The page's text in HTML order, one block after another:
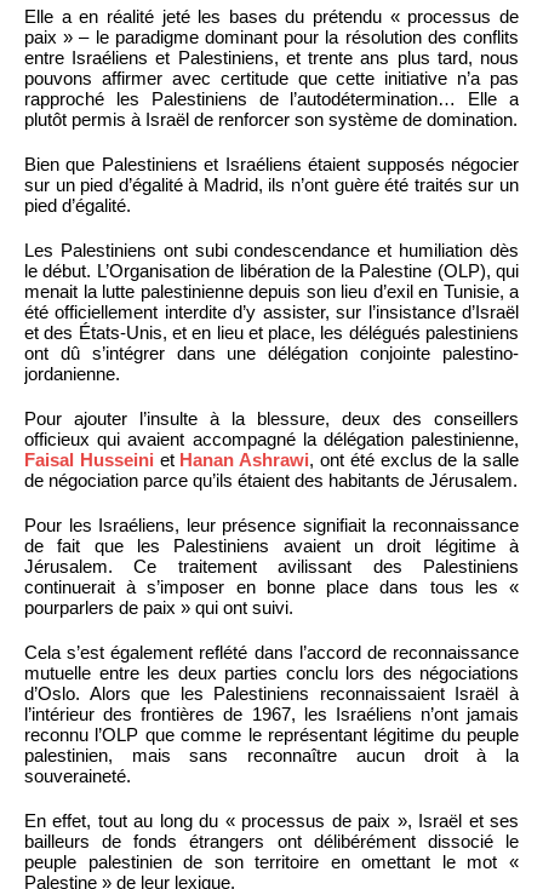
Elle a en réalité jeté les bases du prétendu « processus de
paix » – le paradigme dominant pour la résolution des conflits
entre Israéliens et Palestiniens, et trente ans plus tard, nous
pouvons affirmer avec certitude que cette initiative n’a pas
rapproché les Palestiniens de l’autodétermination… Elle a
plutôt permis à Israël de renforcer son système de domination.
Bien que Palestiniens et Israéliens étaient supposés négocier
sur un pied d’égalité à Madrid, ils n’ont guère été traités sur un
pied d’égalité.
Les Palestiniens ont subi condescendance et humiliation dès
le début. L’Organisation de libération de la Palestine (OLP), qui
menait la lutte palestinienne depuis son lieu d’exil en Tunisie, a
été officiellement interdite d’y assister, sur l’insistance d’Israël
et des États-Unis, et en lieu et place, les délégués palestiniens
ont dû s’intégrer dans une délégation conjointe palestino-
jordanienne.
Pour ajouter l’insulte à la blessure, deux des conseillers
officieux qui avaient accompagné la délégation palestinienne,
Faisal Husseini et Hanan Ashrawi, ont été exclus de la salle
de négociation parce qu’ils étaient des habitants de Jérusalem.
Pour les Israéliens, leur présence signifiait la reconnaissance
de fait que les Palestiniens avaient un droit légitime à
Jérusalem. Ce traitement avilissant des Palestiniens
continuerait à s’imposer en bonne place dans tous les «
pourparlers de paix » qui ont suivi.
Cela s’est également reflété dans l’accord de reconnaissance
mutuelle entre les deux parties conclu lors des négociations
d’Oslo. Alors que les Palestiniens reconnaissaient Israël à
l’intérieur des frontières de 1967, les Israéliens n’ont jamais
reconnu l’OLP que comme le représentant légitime du peuple
palestinien, mais sans reconnaître aucun droit à la
souveraineté.
En effet, tout au long du « processus de paix », Israël et ses
bailleurs de fonds étrangers ont délibérément dissocié le
peuple palestinien de son territoire en omettant le mot «
Palestine » de leur lexique.